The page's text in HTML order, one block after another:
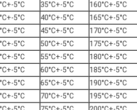
5°C
35°C+-5°C 160°C+-5°C
5°C
40°C+-5°C 165°C+-5°C
5°C
45°C+-5°C 170°C+-5°C
5°C
50°C+-5°C 175°C+-5°C
5°C
55°C+-5°C 180°C+-5°C
5°C
60°C+-5°C 185°C+-5°C
5°C
65°C+-5°C 190°C+-5°C
5°C
70°C+-5°C 195°C+-5°C